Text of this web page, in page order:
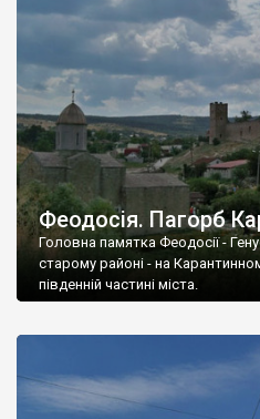
Феодосія. Пагорб
Головна памятка Феодосії -
старому районі - на
південній частині міста.